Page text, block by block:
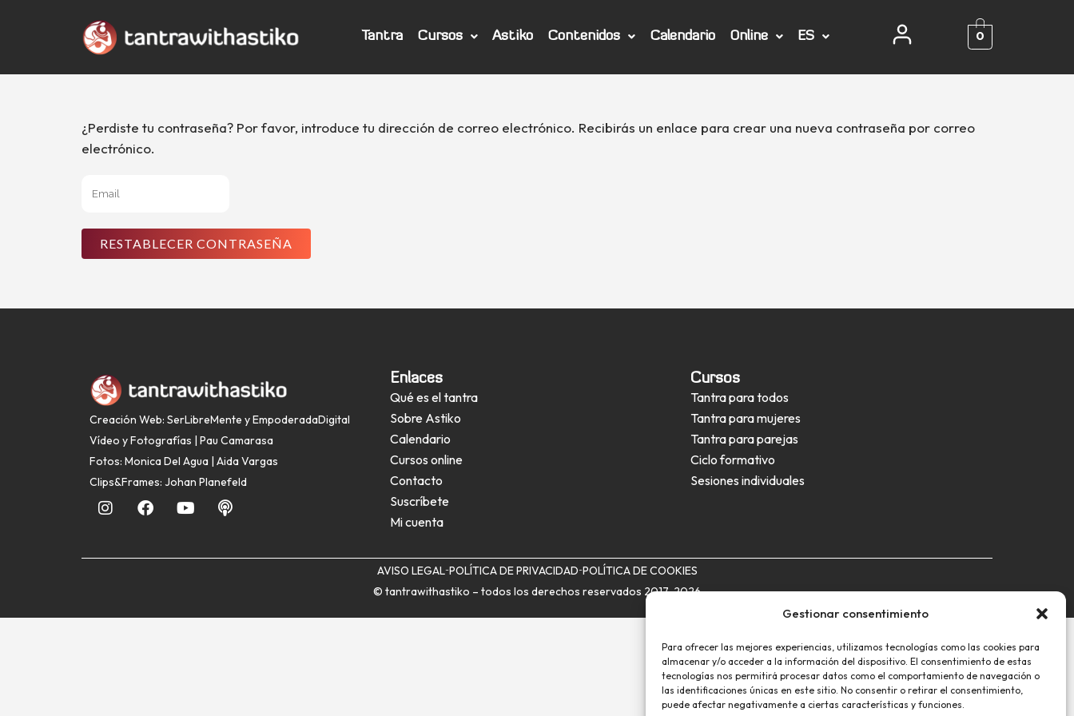
Gestionar consentimiento
Para ofrecer las mejores experiencias, utilizamos tecnologías como las cookies para
almacenar y/o acceder a la información del dispositivo. El consentimiento de estas
tecnologías nos permitirá procesar datos como el comportamiento de navegación o
las identificaciones únicas en este sitio. No consentir o retirar el consentimiento,
puede afectar negativamente a ciertas características y funciones.
Tantra Cursos Astiko Contenidos Calendario Online ES 0
¿Perdiste tu contraseña? Por favor, introduce tu dirección de correo electrónico. Recibirás un enlace para crear una nueva contraseña por correo
electrónico.
Creación Web: SerLibreMente yEmpoderadaDigital
Vídeo y Fotografías | Pau Camarasa
Fotos: Monica Del Agua | Aida Vargas
Clips&Frames: Johan Planefeld
Enlaces
Qué es el tantra
Sobre Astiko
Calendario
Cursos online
Contacto
Suscríbete
Mi cuenta
Cursos
Tantra para todos
Tantra para mujeres
Tantra para parejas
Ciclo formativo
Sesiones individuales
AVISO LEGAL POLÍTICA DE PRIVACIDAD POLÍTICA DE COOKIES
© tantrawithastiko – todos los derechos reservados 2017-2026